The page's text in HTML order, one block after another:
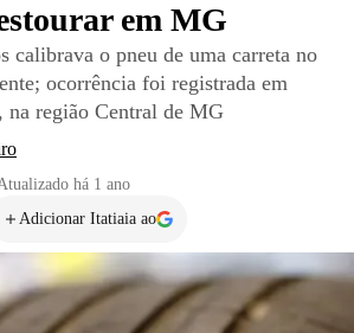
em MG
calibrava o pneu de uma carreta no
ocorrência foi registrada em
na região Central de MG
há 1 ano
Adicionar Itatiaia ao